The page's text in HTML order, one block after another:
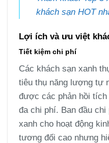
khách sạn HOT
Lợi ích và ưu việt
Tiết kiệm chi phí
Các khách sạn xanh
tiêu thụ năng lượng tự
được các phản hồi
đa chi phí. Ban đầu
xanh cho hoạt động
tương đối cao nhưng